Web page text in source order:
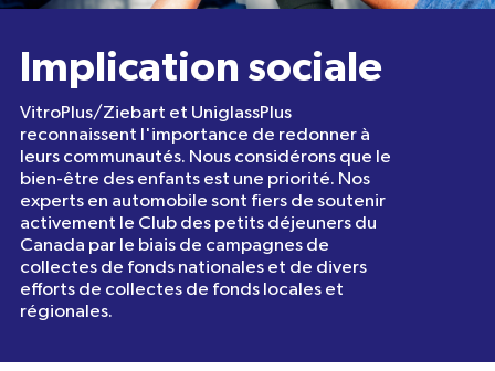
Implication sociale
VitroPlus/Ziebart et UniglassPlus
reconnaissent l'importance de redonner à
leurs communautés. Nous considérons que le
bien-être des enfants est une priorité. Nos
experts en automobile sont fiers de soutenir
activement le Club des petits déjeuners du
Canada par le biais de campagnes de
collectes de fonds nationales et de divers
efforts de collectes de fonds locales et
régionales.